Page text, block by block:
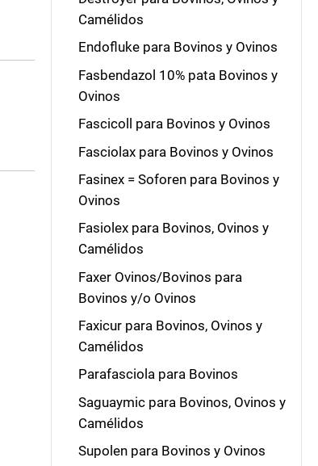
Camélidos
Endofluke para Bovinos y Ovinos
Fasbendazol 10% pata Bovinos y
Ovinos
Fascicoll para Bovinos y Ovinos
Fasciolax para Bovinos y Ovinos
Fasinex = Soforen para Bovinos y
Ovinos
Fasiolex para Bovinos, Ovinos y
Camélidos
Faxer Ovinos/Bovinos para
Bovinos y/o Ovinos
Faxicur para Bovinos, Ovinos y
Camélidos
Parafasciola para Bovinos
Saguaymic para Bovinos, Ovinos y
Camélidos
Supolen para Bovinos y Ovinos